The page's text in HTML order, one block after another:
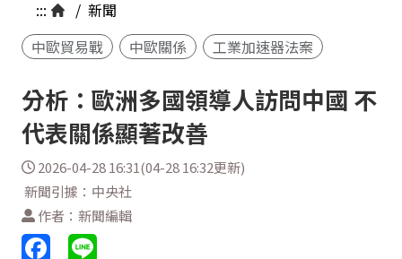
::: / 新聞
中歐貿易戰
中歐關係 工業加速器法案
分析：歐洲多國領導人訪問中國 不
代表關係顯著改善
2026-04-28 16:31(04-28 16:32更新)
新聞引據：中央社
作者：新聞編輯